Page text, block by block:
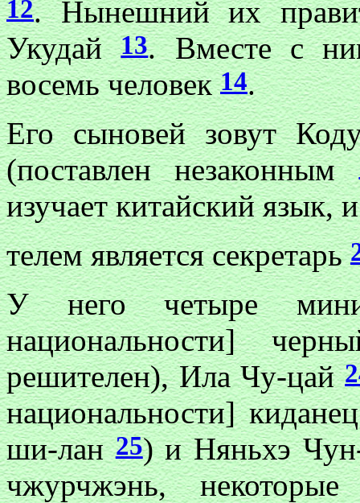
12. Нынешний их
Укудай13. Вместе с
восемь человек14.
Его сыновей зовут
(поставлен незаконным
изучает китайский язык,
телем является секретарь
У него четыре
национальности]
решителен), Ила Чу-цай
национальности]
ши-лан25) и Няньхэ
чжурчжэнь,